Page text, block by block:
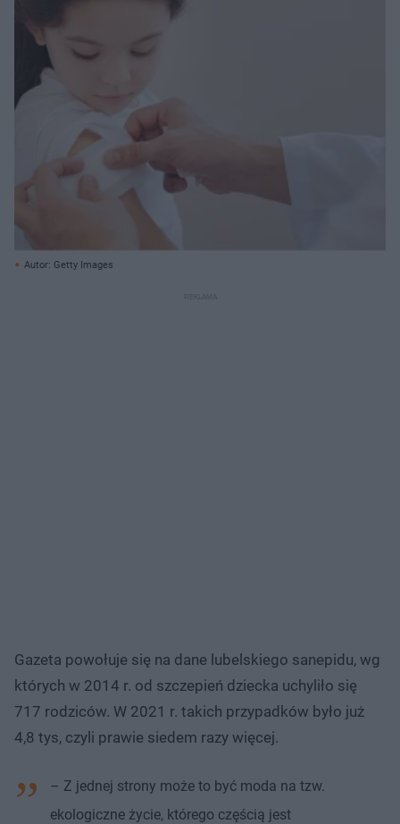
Autor: Getty Images
Gazeta powołuje się na dane lubelskiego sanepidu, wg
których w 2014 r. od szczepień dziecka uchyliło się
717 rodziców. W 2021 r. takich przypadków było już
4,8 tys, czyli prawie siedem razy więcej.
– Z jednej strony może to być moda na tzw.
ekologiczne życie, którego częścią jest